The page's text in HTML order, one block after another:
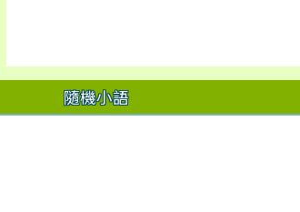
隨機小語